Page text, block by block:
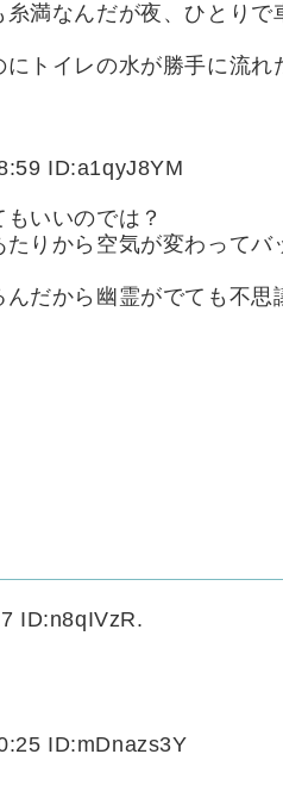
満なんだが夜、ひとり
トイレの水が勝手に流
ID:a1qyJ8YM
いいのでは？
りから空気が変わってバ
だから幽霊がでても不思
ID:n8qIVzR.
ID:mDnazs3Y